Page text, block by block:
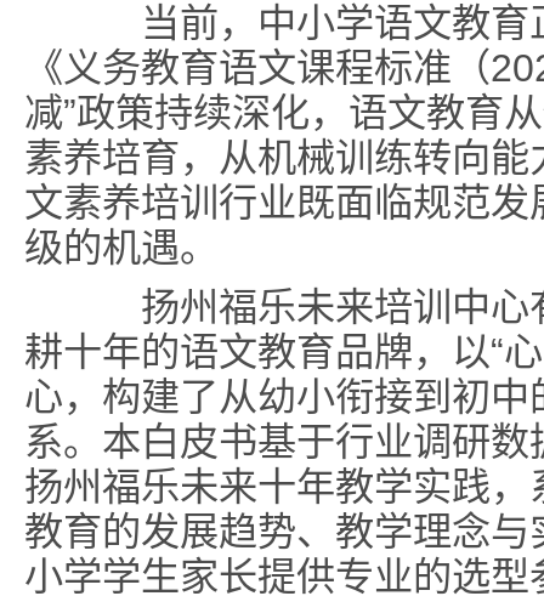
当前，中小学语文教育
《义务教育语文课程标准（
减”政策持续深化，语文教育
素养培育，从机械训练转向
文素养培训行业既面临规范
级的机遇。
扬州福乐未来培训中心
耕十年的语文教育品牌，以“
心，构建了从幼小衔接到初
系。本白皮书基于行业调研
扬州福乐未来十年教学实践
教育的发展趋势、教学理念
小学学生家长提供专业的选